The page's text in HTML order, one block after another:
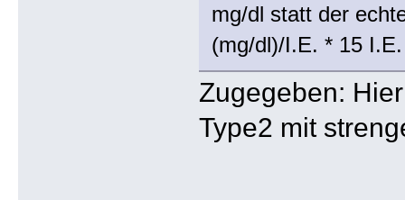
mg/dl statt der
(mg/dl)/I.E. * 15
Zugegeben:
Type2 mit